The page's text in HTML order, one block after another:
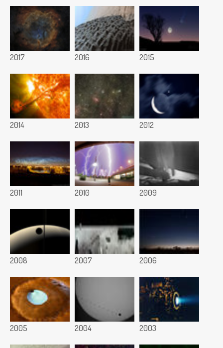
2017 2016 2015
2014 2013 2012
2011 2010 2009
2008 2007 2006
2005 2004 2003